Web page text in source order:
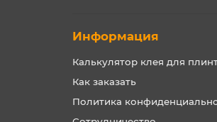
Информация
Калькулятор клея для
Как заказать
Политика